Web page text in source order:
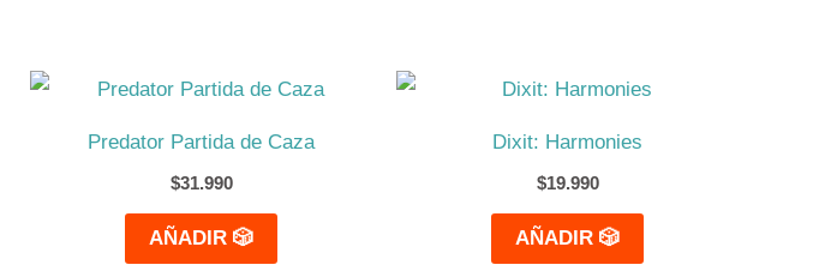
Predator Partida de Caza
$31.990
AÑADIR 🎲
Dixit: Harmonies
$19.990
AÑADIR 🎲